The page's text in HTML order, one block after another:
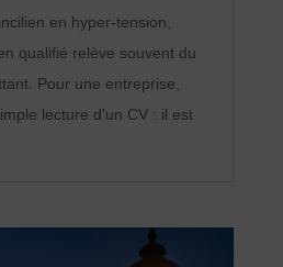
en hyper-tension,
qualifié relève souvent du
Pour une entreprise,
lecture d'un CV : il est